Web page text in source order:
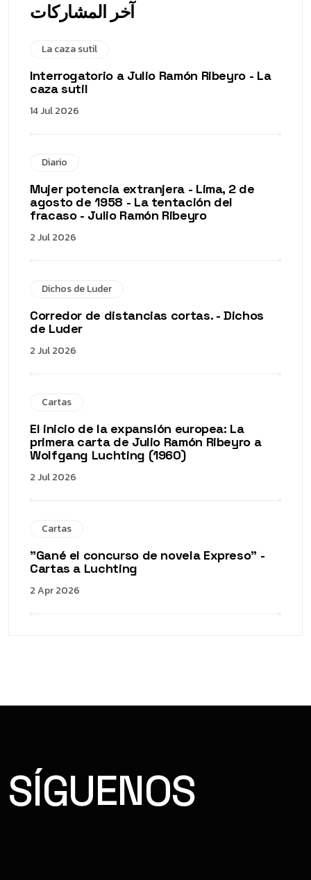
آخر المشاركات
La caza sutil
Interrogatorio a Julio Ramón Ribeyro - La
caza sutil
14 Jul 2026
Diario
Mujer potencia extranjera - Lima, 2 de
agosto de 1958 - La tentación del
fracaso - Julio Ramón Ribeyro
2 Jul 2026
Dichos de Luder
Corredor de distancias cortas. - Dichos
de Luder
2 Jul 2026
Cartas
El inicio de la expansión europea: La
primera carta de Julio Ramón Ribeyro a
Wolfgang Luchting (1960)
2 Jul 2026
Cartas
"Gané el concurso de novela Expreso" -
Cartas a Luchting
2 Apr 2026
SÍGUENOS